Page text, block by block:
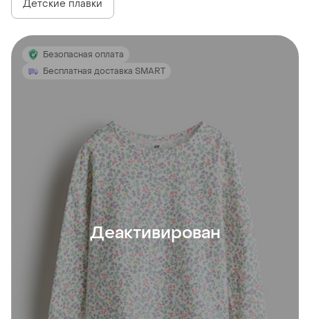
Детские плавки
Безопасная оплата
Бесплатная доставка SMART
Деактивирован